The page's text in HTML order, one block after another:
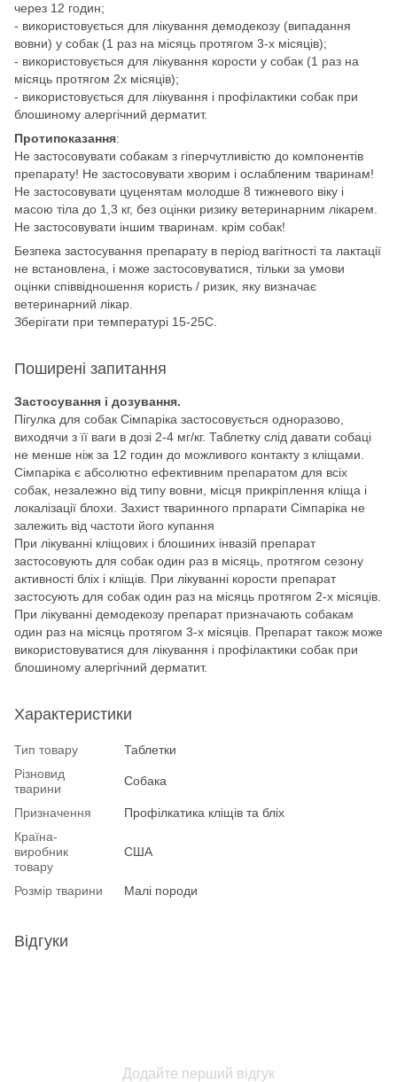
через 12 годин;
- використовується для лікування демодекозу (випадання
вовни) у собак (1 раз на місяць протягом 3-х місяців);
- використовується для лікування корости у собак (1 раз на
місяць протягом 2х місяців);
- використовується для лікування і профілактики собак при
блошиному алергічний дерматит.
Протипоказання:
Не застосовувати собакам з гіперчутливістю до компонентів
препарату! Не застосовувати хворим і ослабленим тваринам!
Не застосовувати цуценятам молодше 8 тижневого віку і
масою тіла до 1,3 кг, без оцінки ризику ветеринарним лікарем.
Не застосовувати іншим тваринам. крім собак!
Безпека застосування препарату в період вагітності та лактації
не встановлена, і може застосовуватися, тільки за умови
оцінки співвідношення користь / ризик, яку визначає
ветеринарний лікар.
Зберігати при температурі 15-25С.
Поширені запитання
Застосування і дозування.
Пігулка для собак Сімпаріка застосовується одноразово,
виходячи з її ваги в дозі 2-4 мг/кг. Таблетку слід давати собаці
не менше ніж за 12 годин до можливого контакту з кліщами.
Сімпаріка є абсолютно ефективним препаратом для всіх
собак, незалежно від типу вовни, місця прикріплення кліща і
локалізації блохи. Захист тваринного прпарати Сімпаріка не
залежить від частоти його купання
При лікуванні кліщових і блошиних інвазій препарат
застосовують для собак один раз в місяць, протягом сезону
активності бліх і кліщів. При лікуванні корости препарат
застосують для собак один раз на місяць протягом 2-х місяців.
При лікуванні демодекозу препарат призначають собакам
один раз на місяць протягом 3-х місяців. Препарат також може
використовуватися для лікування і профілактики собак при
блошиному алергічний дерматит.
Характеристики
Тип товару
Таблетки
Різновид
тварини
Собака
Призначення
Профілкатика кліщів та бліх
Країна-
виробник
товару
США
Розмір тварини Малі породи
Відгуки
Додайте перший відгук